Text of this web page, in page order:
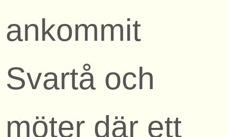
ankommit
Svartå och
möter där ett